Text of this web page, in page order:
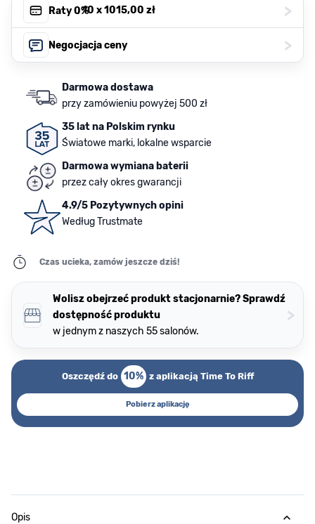
Raty 0%, 10 x1015,00 zł >
Negocjacja ceny >
Darmowa dostawa
przy zamówieniu powyżej 500 zł
35 lat na Polskim rynku
Światowe marki, lokalne wsparcie
Darmowa wymiana baterii
przez cały okres gwarancji
4.9/5 Pozytywnych opini
Według Trustmate
Czas ucieka, zamów jeszcze dziś!
Wolisz obejrzeć produkt stacjonarnie? Sprawdź
dostępność produktu
w jednym z naszych 55 salonów.
>
Oszczędź do 10% z aplikacją Time To Riff
Pobierz aplikację
Opis